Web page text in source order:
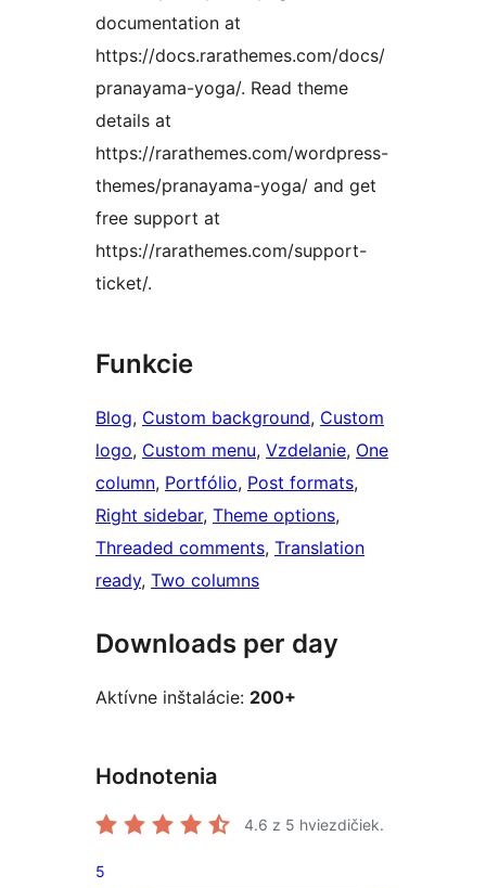
documentation at
https://docs.rarathemes.com/docs/
pranayama-yoga/. Read theme
details at
https://rarathemes.com/wordpress-
themes/pranayama-yoga/ and get
free support at
https://rarathemes.com/support-
ticket/.
Funkcie
Blog, Custom background, Custom
logo, Custom menu, Vzdelanie, One
column, Portfólio, Post formats
Right sidebar, Theme options
Threaded comments, Translation
ready, Two columns
Downloads per day
Aktívne inštalácie: 200+
Hodnotenia
4.6 z 5 hviezdičiek.
5